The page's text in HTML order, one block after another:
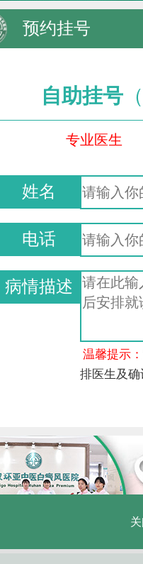
预约挂号
自助挂号
专业医生
姓名
电话
病情描述
温馨提示：
排医生及确